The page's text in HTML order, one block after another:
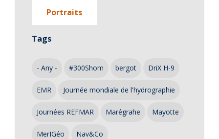
Portraits
Tags
- Any - #300Shom bergot DriX H-9
EMR Journée mondiale de l'hydrographie
Journées REFMAR Marégrahe Mayotte
MerIGéo Nav&Co